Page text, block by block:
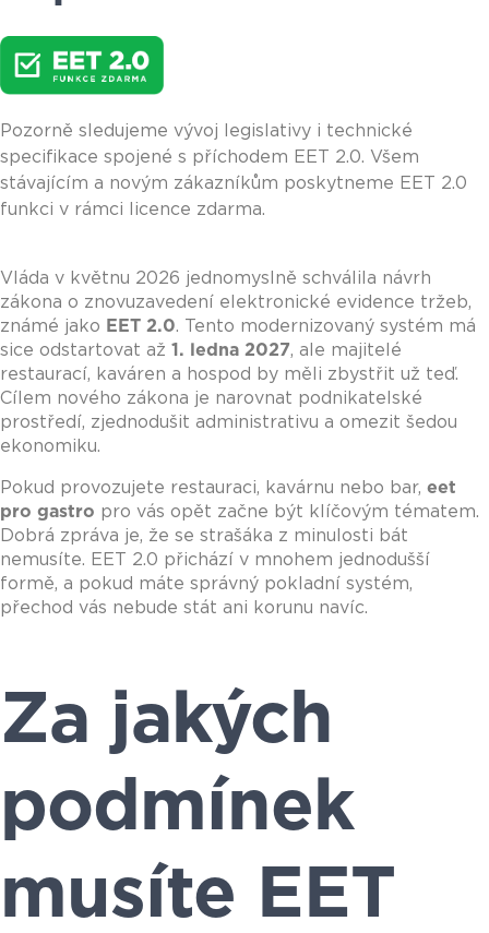
Pozorně sledujeme vývoj legislativy i technické
specifikace spojené s příchodem EET 2.0. Všem
stávajícím a novým zákazníkům poskytneme EET 2.0
funkci v rámci licence zdarma.
Vláda v květnu 2026 jednomyslně schválila návrh
zákona o znovuzavedení elektronické evidence tržeb,
známé jako EET 2.0. Tento modernizovaný systém má
sice odstartovat až 1. ledna 2027, ale majitelé
restaurací, kaváren a hospod by měli zbystřit už teď.
Cílem nového zákona je narovnat podnikatelské
prostředí, zjednodušit administrativu a omezit šedou
ekonomiku.
Pokud provozujete restauraci, kavárnu nebo bar, eet
pro gastro pro vás opět začne být klíčovým tématem.
Dobrá zpráva je, že se strašáka z minulosti bát
nemusíte. EET 2.0 přichází v mnohem jednodušší
formě, a pokud máte správný pokladní systém,
přechod vás nebude stát ani korunu navíc.
Za jakých
podmínek
musíte EET